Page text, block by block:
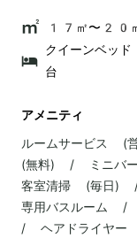
17㎡〜20
クイーンベッ
台
アメニティ
ルームサービス
(無料) / ミニバ
客室清掃 (毎日)
専用バスルーム
/ ヘアドライヤ